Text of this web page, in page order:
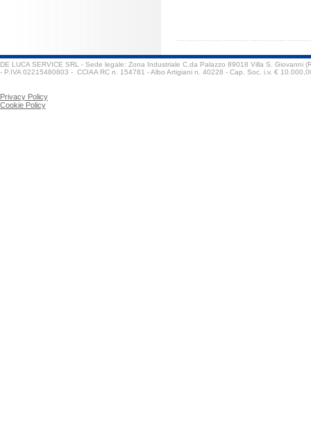
DE LUCA SERVICE SRL - Sede legale: Zona Industriale C.da Palazzo 89018 Villa S. Giovanni
- P.IVA 02215480803 - CCIAA RC n. 154781 - Albo Artigiani n. 40228 - Cap. Soc. i.v. €
Privacy Policy
Cookie Policy